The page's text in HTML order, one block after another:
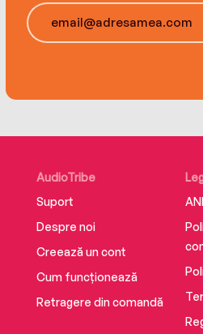
From acclaimed author
AudioTribe
Suport
Despre noi
Creează un cont
Cum funcționează
Retragere din comandă